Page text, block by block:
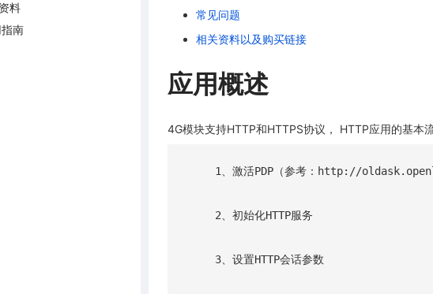
料
南
常见问题
相关资料以及购买链接
应用概述
4G模块支持HTTP和HTTPS协议， HTTP应用的基本
1、激活PDP（参考：http://
     2、初始化HTTP服务
     3、设置HTTP会话参数